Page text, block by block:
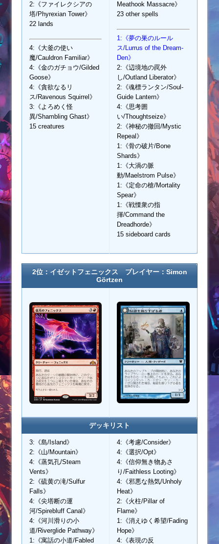
2:《ファイレクシアの
塔/Phyrexian Tower》
22 lands
4:《大釜の使い
魔/Cauldron Familiar》
4:《金のガチョウ/Gilded
Goose》
4:《貪欲なるリ
ス/Ravenous Squirrel》
3:《よろめく怪
異/Shambling Ghast》
15 creatures
Meathook Massacre》
23 other spells
1:《夢の巣のルール
ス/Lurrus of the Dream-
Den》
2:《辺境地の罠外
し/Outland Liberator》
2:《魂標ランタン/Soul-
Guide Lantern》
4:《思考囲
い/Thoughtseize》
2:《神秘の撤回/Mystic
Repeal》
1:《骨の破片/Bone
Shards》
1:《大渦の脈
動/Maelstrom Pulse》
1:《定命の槍/Mortality
Spear》
1:《戦慄衆の指
揮/Command the
Dreadhorde》
15 sideboard cards
2位：イゼットフェニックス プレイヤー：Simon
Görtzen
デッキリスト
3:《島/Island》
2:《山/Mountain》
4:《蒸気孔/Steam
Vents》
2:《硫黄の滝/Sulfur
Falls》
4:《尖塔断の運
河/Spirebluff Canal》
4:《河川滑りの小
道/Riverglide Pathway》
1:《寓話の小道/Fabled
4:《考慮/Consider》
4:《選択/Opt》
4:《信仰無き物あさ
り/Faithless Looting》
4:《邪悪な熱気/Unholy
Heat》
2:《火柱/Pillar of
Flame》
1:《消えゆく希望/Fading
Hope》
4:《表現の反